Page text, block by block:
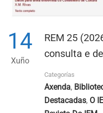
14
Xuño
REM 25
consulta e
Categorías
Axenda,
Destacadas, O